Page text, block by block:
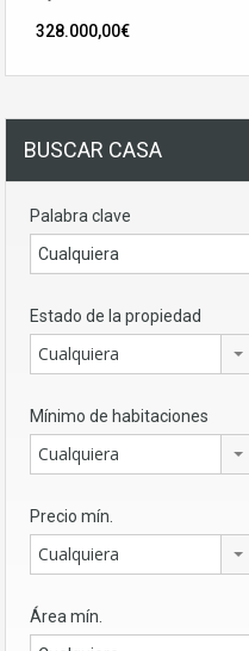
328.000,00€
BUSCAR CASA
Palabra clave
Estado de la propiedad
Cualquiera
Mínimo de habitaciones
Cualquiera
Precio mín.
Cualquiera
Área mín.